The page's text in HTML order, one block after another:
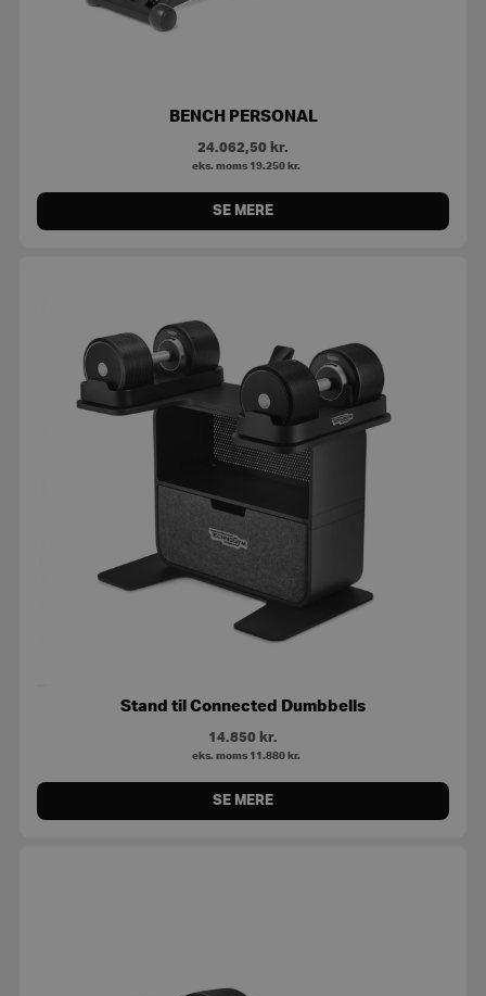
BENCH PERSONAL
24.062,50 kr.
eks. moms 19.250 kr.
SE MERE
Stand til Connected Dumbbells
14.850 kr.
eks. moms 11.880 kr.
SE MERE